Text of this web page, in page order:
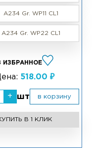
A234 Gr. WP11 CL1
A234 Gr. WP22 CL1
ИЗБРАННОЕ
518.00 ₽
+ шт в корзину
В 1 КЛИК